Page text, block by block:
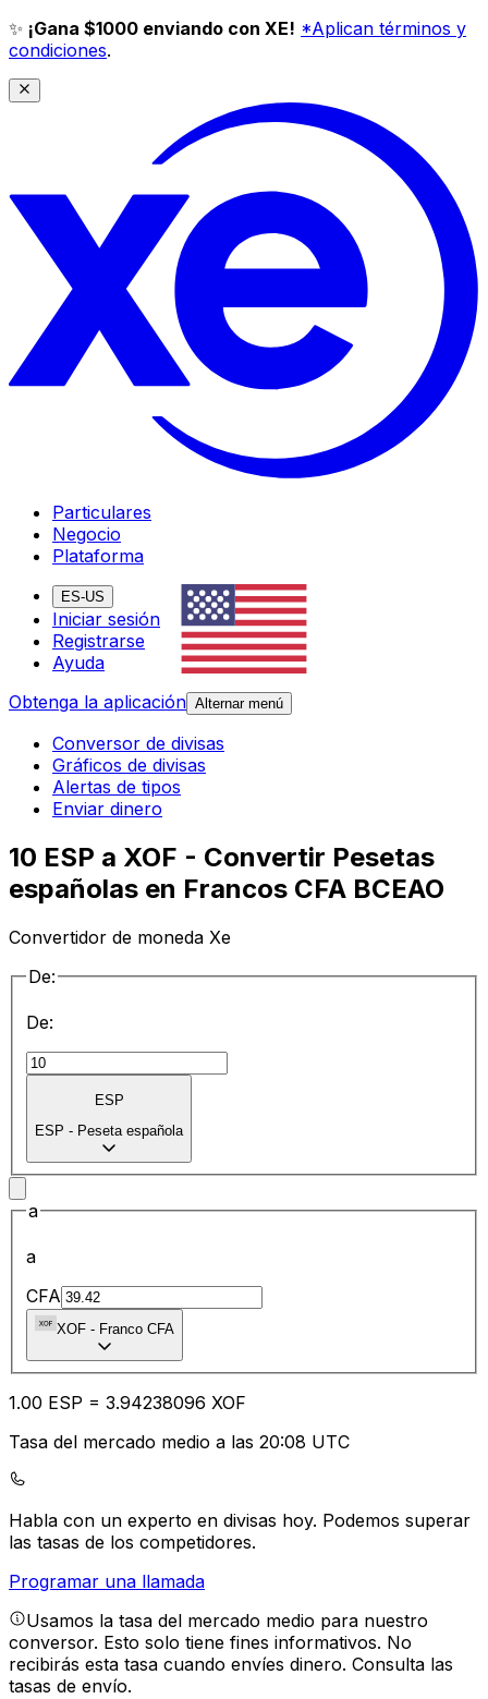
✨ ¡Gana $1000 enviando con XE! *Aplican términos y
condiciones.
Particulares
Negocio
Plataforma
ES-US
Iniciar sesión
Registrarse
Ayuda
Obtenga la aplicación Alternar menú
Conversor de divisas
Gráficos de divisas
Alertas de tipos
Enviar dinero
10 ESP a XOF - Convertir Pesetas
españolas en Francos CFA BCEAO
Convertidor de moneda Xe
De:
De:
ESP
ESP - Peseta española
a
a
CFA
XOF - Franco CFA
1.00 ESP = 3.94238096 XOF
Tasa del mercado medio a las 20:08 UTC
Habla con un experto en divisas hoy. Podemos superar
las tasas de los competidores.
Programar una llamada
Usamos la tasa del mercado medio para nuestro
conversor. Esto solo tiene fines informativos. No
recibirás esta tasa cuando envíes dinero. Consulta las
tasas de envío.